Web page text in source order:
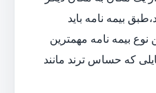
بیمه نامه باید
بیمه نامه مهمترین
که حساس ترند مانند